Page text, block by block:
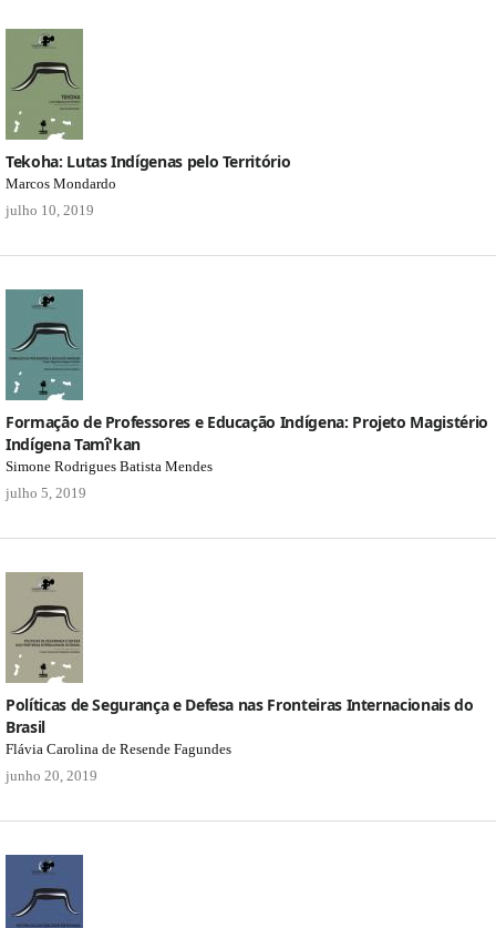
Tekoha: Lutas Indígenas pelo Território
Marcos Mondardo
julho 10, 2019
Formação de Professores e Educação Indígena: Projeto Magistério
Indígena Tamî'kan
Simone Rodrigues Batista Mendes
julho 5, 2019
Políticas de Segurança e Defesa nas Fronteiras Internacionais do
Brasil
Flávia Carolina de Resende Fagundes
junho 20, 2019